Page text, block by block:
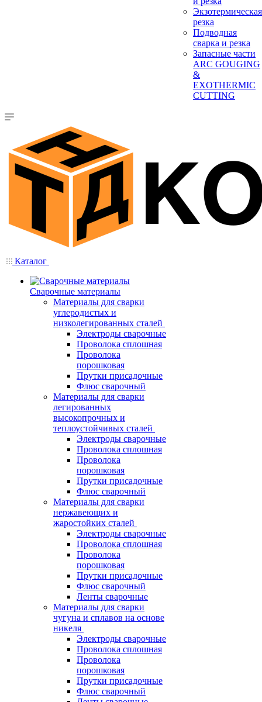
Экзотермическая
резка
Подводная
сварка и резка
Запасные части
ARC GOUGING
&
EXOTHERMIC
CUTTING
Каталог
Сварочные материалы
Материалы для сварки
углеродистых и
низколегированных сталей
Электроды сварочные
Проволока сплошная
Проволока
порошковая
Прутки присадочные
Флюс сварочный
Материалы для сварки
легированных
высокопрочных и
теплоустойчивых сталей
Электроды сварочные
Проволока сплошная
Проволока
порошковая
Прутки присадочные
Флюс сварочный
Материалы для сварки
нержавеющих и
жаростойких сталей
Электроды сварочные
Проволока сплошная
Проволока
порошковая
Прутки присадочные
Флюс сварочный
Ленты сварочные
Материалы для сварки
чугуна и сплавов на основе
никеля
Электроды сварочные
Проволока сплошная
Проволока
порошковая
Прутки присадочные
Флюс сварочный